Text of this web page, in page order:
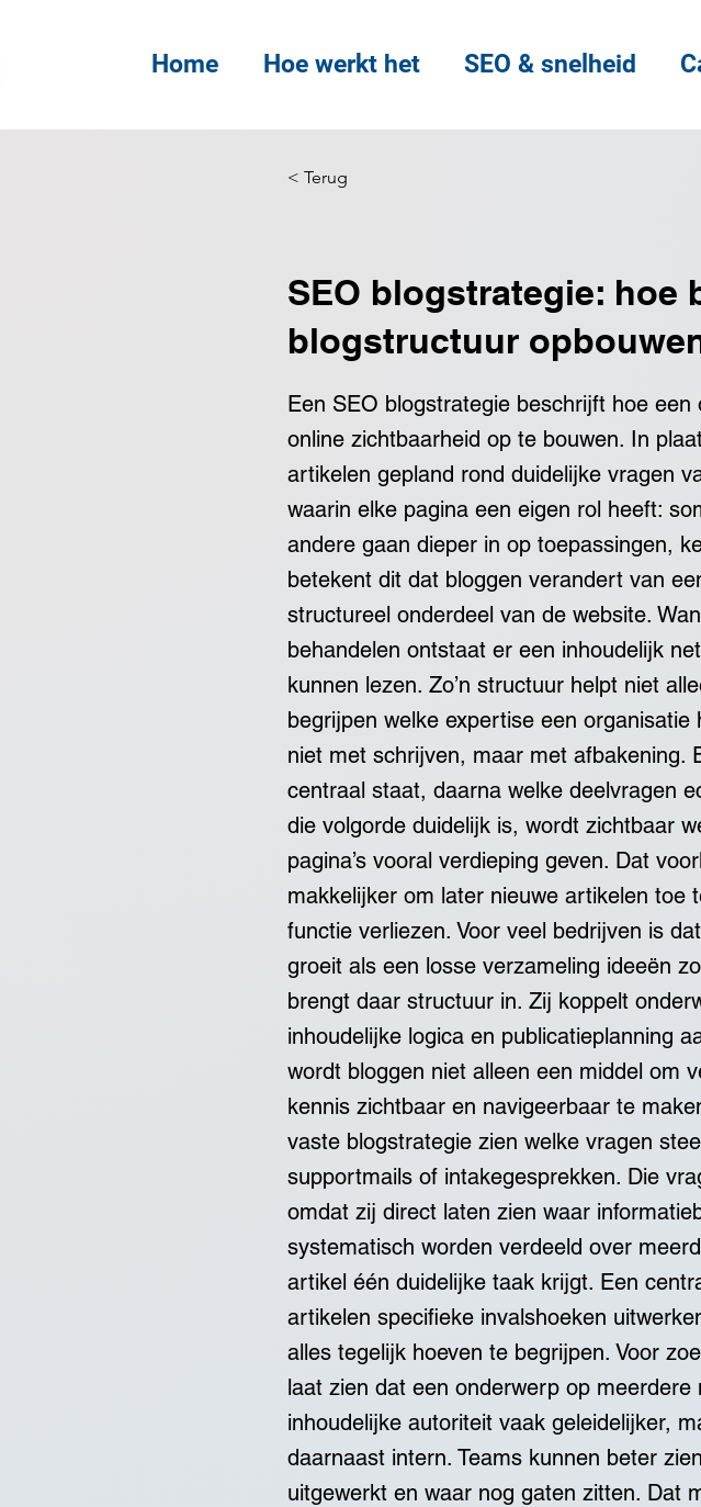
Home Hoe werkt het SEO & snelheid
< Terug
SEO blogstrategie: hoe
blogstructuur
Een SEO blogstrategie beschrijft hoe
online zichtbaarheid op te bouwen. In
artikelen gepland rond duidelijke vragen
waarin elke pagina een eigen rol heeft:
andere gaan dieper in op toepassingen,
betekent dit dat bloggen verandert van
structureel onderdeel van de website.
behandelen ontstaat er een inhoudelijk
kunnen lezen. Zo’n structuur helpt niet
begrijpen welke expertise een
niet met schrijven, maar met afbakening.
centraal staat, daarna welke deelvragen
die volgorde duidelijk is, wordt zichtbaar
pagina’s vooral verdieping geven. Dat
makkelijker om later nieuwe artikelen toe
functie verliezen. Voor veel bedrijven is
groeit als een losse verzameling ideeën
brengt daar structuur in. Zij koppelt
inhoudelijke logica en publicatieplanning
wordt bloggen niet alleen een middel om
kennis zichtbaar en navigeerbaar te
vaste blogstrategie zien welke vragen
supportmails of intakegesprekken. Die
omdat zij direct laten zien waar
systematisch worden verdeeld over
artikel één duidelijke taak krijgt. Een
artikelen specifieke invalshoeken
alles tegelijk hoeven te begrijpen. Voor
laat zien dat een onderwerp op
inhoudelijke autoriteit vaak geleidelijker,
daarnaast intern. Teams kunnen beter
uitgewerkt en waar nog gaten zitten. Dat